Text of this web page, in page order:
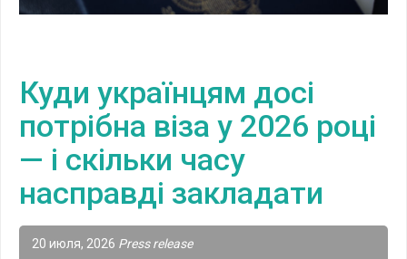
Куди українцям досі
потрібна віза у 2026 році
— і скільки часу
насправді закладати
20 июля, 2026 Press release